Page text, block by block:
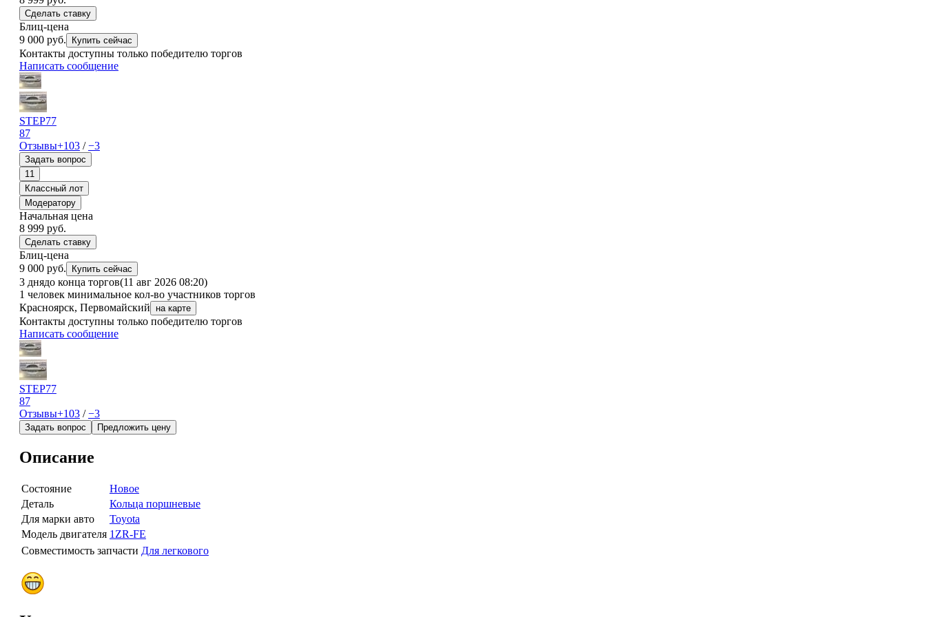
Сделать ставку
Блиц-цена
9 000 руб.
Купить сейчас
Контакты доступны только победителю торгов
Написать сообщение
STEP77
87
Отзывы+103/−3
Задать вопрос
11
Классный лот
Модератору
Начальная цена
8 999 руб.
Сделать ставку
Блиц-цена
9 000 руб.
Купить сейчас
3 днядо конца торгов(11 авг 2026 08:20)
1 человекминимальное кол-во участников торгов
Красноярск, Первомайский
на карте
Контакты доступны только победителю торгов
Написать сообщение
STEP77
87
Отзывы+103/−3
Задать вопрос Предложить цену
Описание
Состояние
Новое
Деталь
Кольца поршневые
Для марки авто
Toyota
Модель двигателя 1ZR-FE
Совместимость запчасти Для легкового